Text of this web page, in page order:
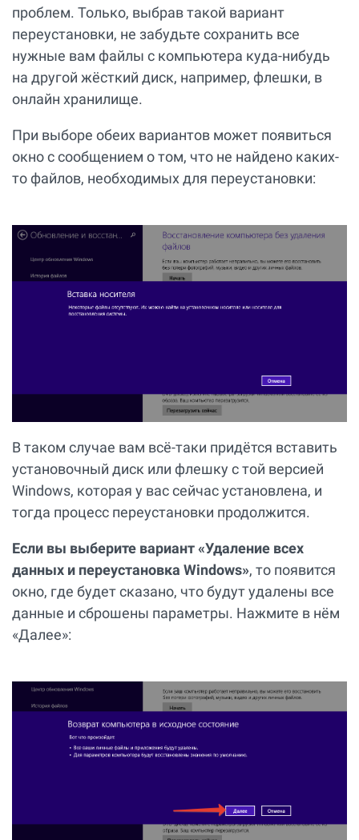
проблем. Только, выбрав такой вариант
переустановки, не забудьте сохранить все
нужные вам файлы с компьютера куда-нибудь
на другой жёсткий диск, например, флешки, в
онлайн хранилище.
При выборе обеих вариантов может появиться
окно с сообщением о том, что не найдено каких-
то файлов, необходимых для переустановки:
В таком случае вам всё-таки придётся вставить
установочный диск или флешку с той версией
Windows, которая у вас сейчас установлена, и
тогда процесс переустановки продолжится.
Если вы выберите вариант «Удаление всех
данных и переустановка Windows», то появится
окно, где будет сказано, что будут удалены все
данные и сброшены параметры. Нажмите в нём
«Далее»: